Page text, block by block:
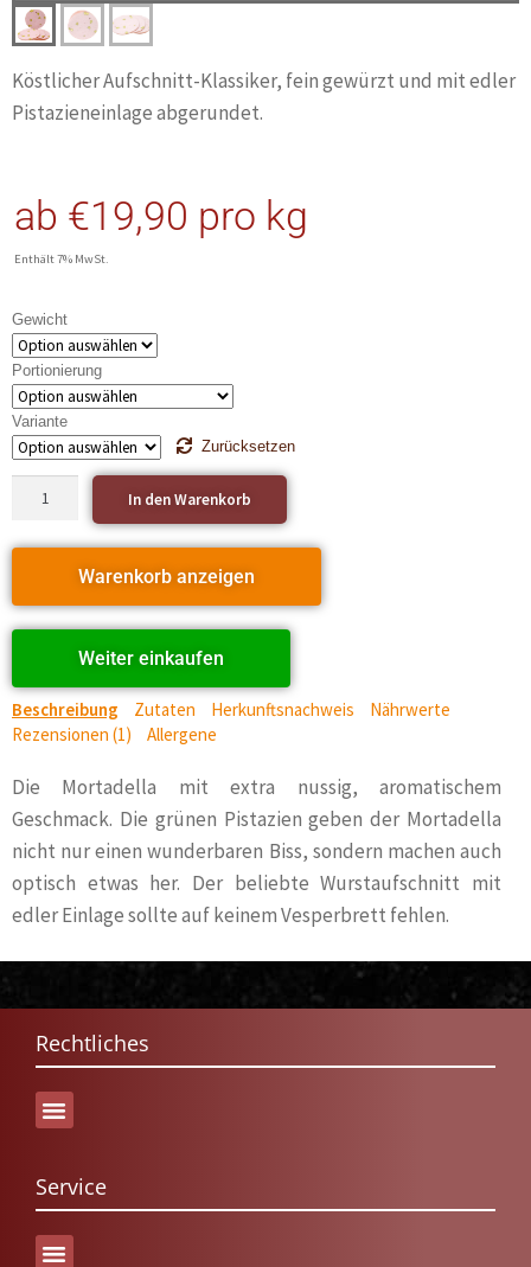
Köstlicher Aufschnitt-Klassiker, fein gewürzt und mit edler
Pistazieneinlage abgerundet.
ab €19,90 pro kg
Enthält 7% MwSt.
Gewicht
Portionierung
Variante
Zurücksetzen
In den Warenkorb
Warenkorb anzeigen
Weiter einkaufen
Beschreibung Zutaten Herkunftsnachweis
Nährwerte
Rezensionen (1)
Allergene
Die Mortadella mit extra nussig, aromatischem
Geschmack. Die grünen Pistazien geben der Mortadella
nicht nur einen wunderbaren Biss, sondern machen auch
optisch etwas her. Der beliebte Wurstaufschnitt mit
edler Einlage sollte auf keinem Vesperbrett fehlen.
Rechtliches
Service